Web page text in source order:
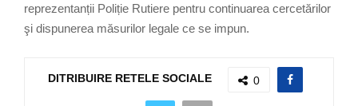
reprezentanții Poliție Rutiere pentru continuarea cercetărilor
şi dispunerea măsurilor legale ce se impun.
DITRIBUIRE RETELE SOCIALE 0